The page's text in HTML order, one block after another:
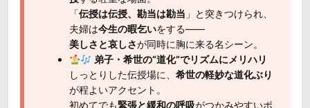
「伝授は伝授、勘当は勘当 」と突きつけられ、
夫婦は今生の暇乞いをする――
美しさと哀しさが同時に胸に来る名シーン。
弟子・希世の“道化”でリズムにメリハリ
しっとりした伝授場に、希世の軽妙な道化ぶり
が程よいアクセント。
初めてでも緊張と緩和の呼吸がつかみやすいポ